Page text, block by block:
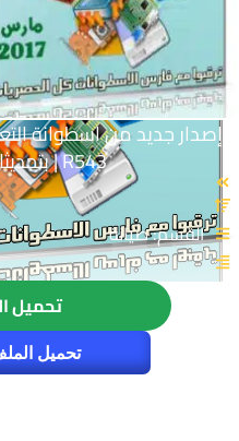
R543 | بتحديثات مارس 2017
القسم: صيانة
تحميل
تحميل